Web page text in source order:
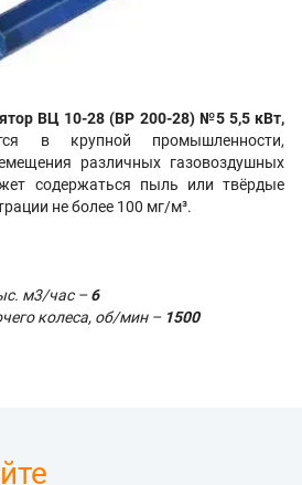
ВЦ 10-28 (ВР 200-28) №5 5,5 кВт,
в крупной промышленности,
различных газовоздушных
содержаться пыль или твёрдые
не более 100 мг/м³.
м3/час –6
колеса, об/мин – 1500